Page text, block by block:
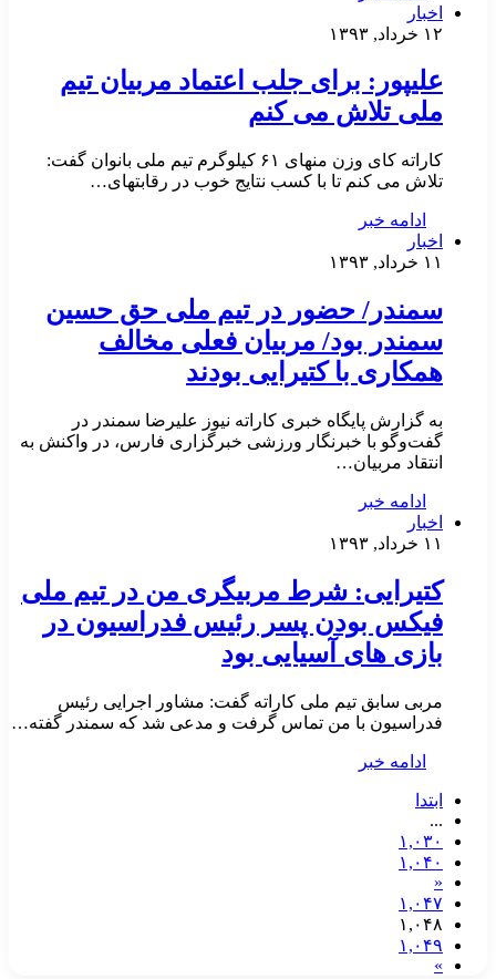
اخبار
۱۲ خرداد, ۱۳۹۳
علیپور: برای جلب اعتماد مربیان تیم
ملی تلاش می کنم
کاراته کای وزن منهای ۶۱ کیلوگرم تیم ملی بانوان گفت:
تلاش می کنم تا با کسب نتایج خوب در رقابتهای…
ادامه خبر
اخبار
۱۱ خرداد, ۱۳۹۳
سمندر/ حضور در تیم ملی حق حسین
سمندر بود/ مربیان فعلی مخالف
همکاری با کتیرایی بودند
به گزارش پایگاه خبری کاراته نیوز علیرضا سمندر در
گفت‌وگو با خبرنگار ورزشی خبرگزاری فارس، در واکنش به
انتقاد مربیان…
ادامه خبر
اخبار
۱۱ خرداد, ۱۳۹۳
کتیرایی: شرط مربیگری من در تیم ملی
فیکس بودن پسر رئیس فدراسیون در
بازی های آسیایی بود
مربی سابق تیم ملی کاراته گفت: مشاور اجرایی رئیس
فدراسیون با من تماس گرفت و مدعی شد که سمندر گفته…
ادامه خبر
ابتدا
...
۱,۰۳۰
۱,۰۴۰
«
۱,۰۴۷
۱,۰۴۸
۱,۰۴۹
»